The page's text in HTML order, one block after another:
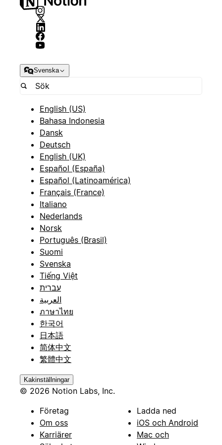
Svenska
English (US)
Bahasa Indonesia
Dansk
Deutsch
English (UK)
Español (España)
Español (Latinoamérica)
Français (France)
Italiano
Nederlands
Norsk
Português (Brasil)
Suomi
Svenska
Tiếng Việt
עברית
العربية
ภาษาไทย
한국어
日本語
简体中文
繁體中文
Kakinställningar
© 2026 Notion Labs, Inc.
Företag
Om oss
Karriärer
Ladda ned
iOS och Android
Mac och